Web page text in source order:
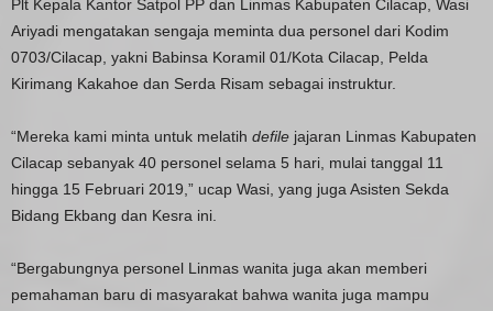
Plt Kepala Kantor Satpol PP dan Linmas Kabupaten Cilacap, Wasi
Ariyadi mengatakan sengaja meminta dua personel dari Kodim
0703/Cilacap, yakni Babinsa Koramil 01/Kota Cilacap, Pelda
Kirimang Kakahoe dan Serda Risam sebagai instruktur.
“Mereka kami minta untuk melatih defile jajaran Linmas Kabupaten
Cilacap sebanyak 40 personel selama 5 hari, mulai tanggal 11
hingga 15 Februari 2019,” ucap Wasi, yang juga Asisten Sekda
Bidang Ekbang dan Kesra ini.
“Bergabungnya personel Linmas wanita juga akan memberi
pemahaman baru di masyarakat bahwa wanita juga mampu